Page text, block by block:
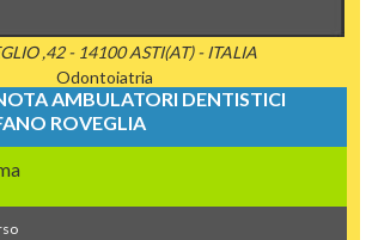
,42 - 14100 ASTI(AT) - ITALIA
Odontoiatria
AMBULATORI DENTISTICI
ROVEGLIA